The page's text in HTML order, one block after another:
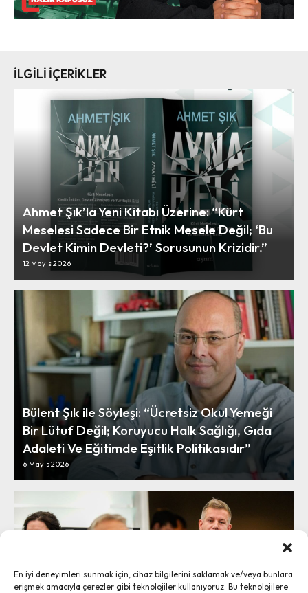
En iyi deneyimleri sunmak için, cihaz bilgilerini saklamak ve/veya bunlara
erişmek amacıyla çerezler gibi teknolojiler kullanıyoruz. Bu teknolojilere
İLGİLİ İÇERİKLER
Ahmet Şık’la Yeni Kitabı Üzerine: “Kürt
Meselesi Sadece Bir Etnik Mesele Değil; ‘Bu
Devlet Kimin Devleti?’ Sorusunun Krizidir.”
12 Mayıs 2026
Bülent Şık ile Söyleşi: “Ücretsiz Okul Yemeği
Bir Lütuf Değil; Koruyucu Halk Sağlığı, Gıda
Adaleti Ve Eğitimde Eşitlik Politikasıdır”
6 Mayıs 2026